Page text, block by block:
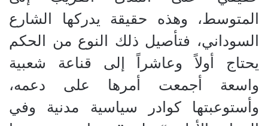
المتوسط، وهذه حقيقة يدركها الشارع
السوداني، فتأصيل ذلك النوع من الحكم
يحتاج أولاً وعاشراً إلى قناعة شعبية
واسعة أجمعت أمرها على دعمه،
وأستوعبتها كوادر سياسية مدنية وفي